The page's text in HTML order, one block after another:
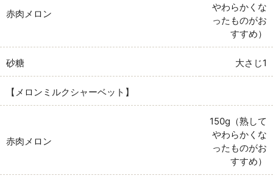
赤肉メロン
やわらかくな
ったものがお
すすめ）
砂糖 大さじ1
【メロンミルクシャーベット】
赤肉メロン
150g（熟して
やわらかくな
ったものがお
すすめ）